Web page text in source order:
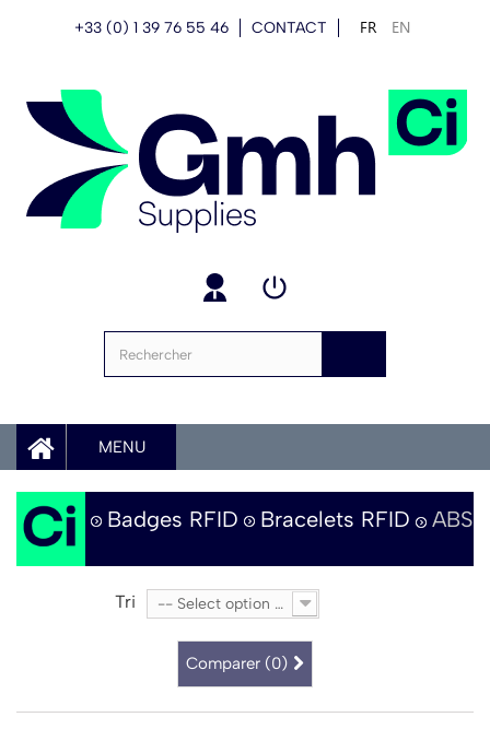
+33 (0) 1 39 76 55 46 CONTACT FR EN
MENU
Badges RFID Bracelets RFID ABS
Tri -- Select option --
Comparer (0)